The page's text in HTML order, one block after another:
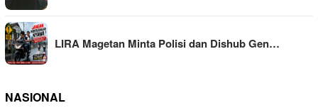
LIRA Magetan Minta Polisi dan Dishub Gen…
NASIONAL